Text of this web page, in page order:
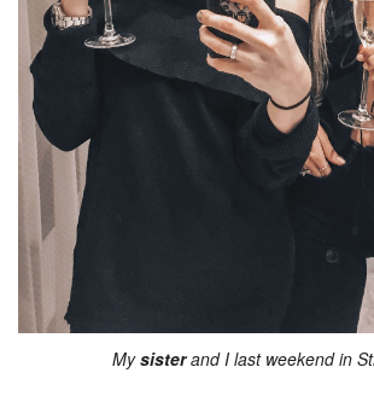
Mysisterand I last weekend in